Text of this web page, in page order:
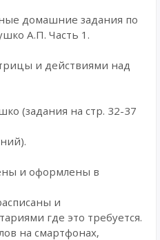
домашние задания по
А.П. Часть 1.
и действиями над
(задания на стр. 32-37
и оформлены в
и
где это требуется.
на смартфонах,